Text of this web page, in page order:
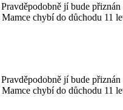
jí bude
chybí do důchodu 11
jí bude
chybí do důchodu 11